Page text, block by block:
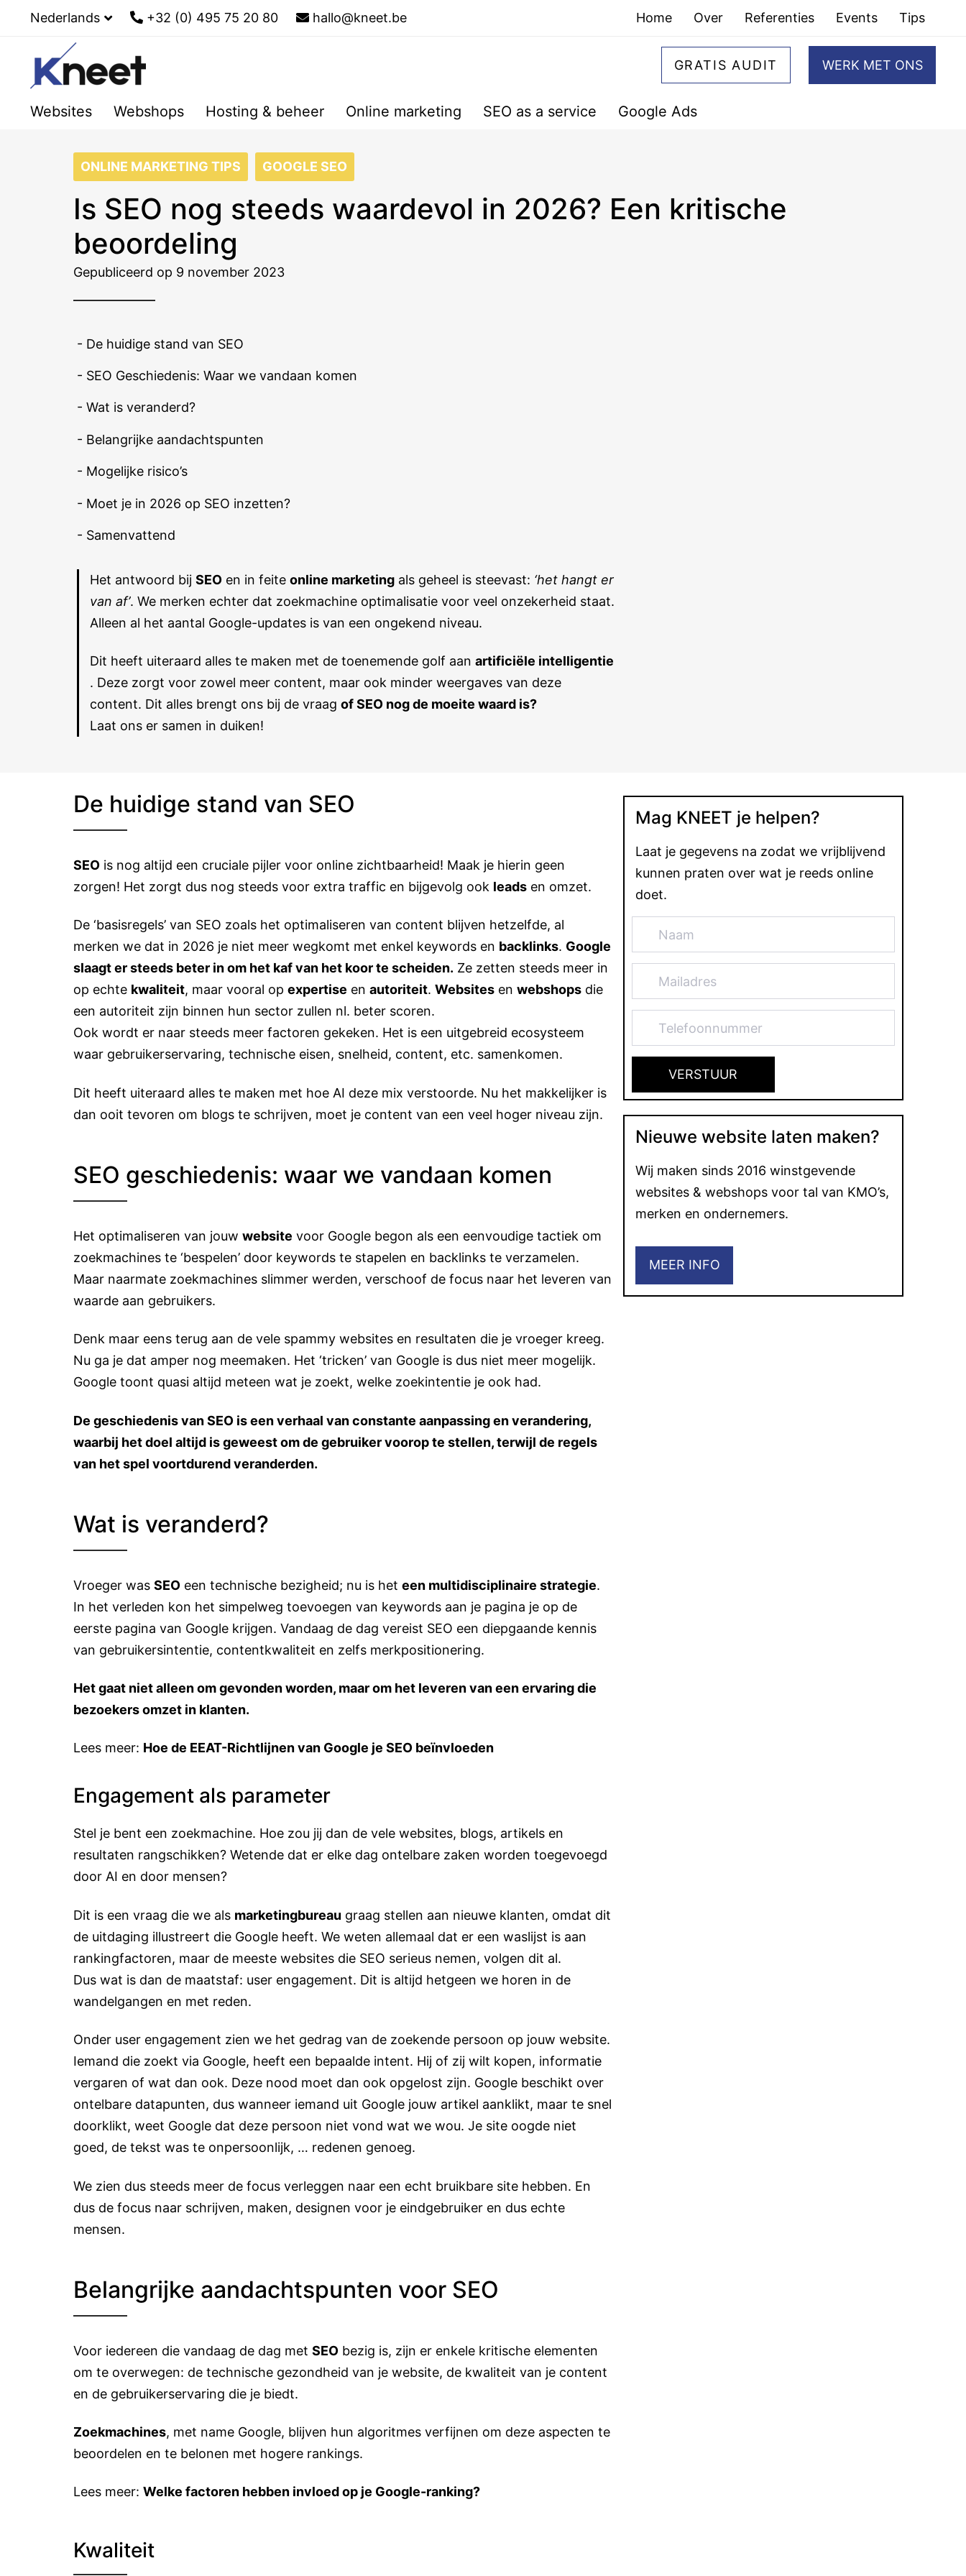
Nederlands +32 (0) 495 75 20 80 hallo@kneet.be Home Over Referenties Events Tips
GRATIS AUDIT WERK MET ONS
Websites Webshops Hosting & beheer Online marketing SEO as a service Google Ads
ONLINE MARKETING TIPS GOOGLE SEO
Is SEO nog steeds waardevol in 2026? Een kritische
beoordeling
Gepubliceerd op 9 november 2023
- De huidige stand van SEO
- SEO Geschiedenis: Waar we vandaan komen
- Wat is veranderd?
- Belangrijke aandachtspunten
- Mogelijke risico’s
- Moet je in 2026 op SEO inzetten?
- Samenvattend
Het antwoord bij SEO en in feite online marketing als geheel is steevast: ‘het hangt er
van af’. We merken echter dat zoekmachine optimalisatie voor veel onzekerheid staat.
Alleen al het aantal Google-updates is van een ongekend niveau.
Dit heeft uiteraard alles te maken met de toenemende golf aan artificiële intelligentie
. Deze zorgt voor zowel meer content, maar ook minder weergaves van deze
content. Dit alles brengt ons bij de vraag of SEO nog de moeite waard is?
Laat ons er samen in duiken!
De huidige stand van SEO
SEO is nog altijd een cruciale pijler voor online zichtbaarheid! Maak je hierin geen
zorgen! Het zorgt dus nog steeds voor extra traffic en bijgevolg ook leads en omzet.
De ‘basisregels’ van SEO zoals het optimaliseren van content blijven hetzelfde, al
merken we dat in 2026 je niet meer wegkomt met enkel keywords en backlinks. Google
slaagt er steeds beter in om het kaf van het koor te scheiden. Ze zetten steeds meer in
op echte kwaliteit, maar vooral op expertise en autoriteit. Websites en webshops die
een autoriteit zijn binnen hun sector zullen nl. beter scoren.
Ook wordt er naar steeds meer factoren gekeken. Het is een uitgebreid ecosysteem
waar gebruikerservaring, technische eisen, snelheid, content, etc. samenkomen.
Dit heeft uiteraard alles te maken met hoe AI deze mix verstoorde. Nu het makkelijker is
dan ooit tevoren om blogs te schrijven, moet je content van een veel hoger niveau zijn.
SEO geschiedenis: waar we vandaan komen
Het optimaliseren van jouw website voor Google begon als een eenvoudige tactiek om
zoekmachines te ‘bespelen’ door keywords te stapelen en backlinks te verzamelen.
Maar naarmate zoekmachines slimmer werden, verschoof de focus naar het leveren van
waarde aan gebruikers.
Denk maar eens terug aan de vele spammy websites en resultaten die je vroeger kreeg.
Nu ga je dat amper nog meemaken. Het ‘tricken’ van Google is dus niet meer mogelijk.
Google toont quasi altijd meteen wat je zoekt, welke zoekintentie je ook had.
De geschiedenis van SEO is een verhaal van constante aanpassing en verandering,
waarbij het doel altijd is geweest om de gebruiker voorop te stellen, terwijl de regels
van het spel voortdurend veranderden.
Wat is veranderd?
Vroeger was SEO een technische bezigheid; nu is het een multidisciplinaire strategie.
In het verleden kon het simpelweg toevoegen van keywords aan je pagina je op de
eerste pagina van Google krijgen. Vandaag de dag vereist SEO een diepgaande kennis
van gebruikersintentie, contentkwaliteit en zelfs merkpositionering.
Het gaat niet alleen om gevonden worden, maar om het leveren van een ervaring die
bezoekers omzet in klanten.
Lees meer: Hoe de EEAT-Richtlijnen van Google je SEO beïnvloeden
Engagement als parameter
Stel je bent een zoekmachine. Hoe zou jij dan de vele websites, blogs, artikels en
resultaten rangschikken? Wetende dat er elke dag ontelbare zaken worden toegevoegd
door AI en door mensen?
Dit is een vraag die we als marketingbureau graag stellen aan nieuwe klanten, omdat dit
de uitdaging illustreert die Google heeft. We weten allemaal dat er een waslijst is aan
rankingfactoren, maar de meeste websites die SEO serieus nemen, volgen dit al.
Dus wat is dan de maatstaf: user engagement. Dit is altijd hetgeen we horen in de
wandelgangen en met reden.
Onder user engagement zien we het gedrag van de zoekende persoon op jouw website.
Iemand die zoekt via Google, heeft een bepaalde intent. Hij of zij wilt kopen, informatie
vergaren of wat dan ook. Deze nood moet dan ook opgelost zijn. Google beschikt over
ontelbare datapunten, dus wanneer iemand uit Google jouw artikel aanklikt, maar te snel
doorklikt, weet Google dat deze persoon niet vond wat we wou. Je site oogde niet
goed, de tekst was te onpersoonlijk, … redenen genoeg.
We zien dus steeds meer de focus verleggen naar een echt bruikbare site hebben. En
dus de focus naar schrijven, maken, designen voor je eindgebruiker en dus echte
mensen.
Belangrijke aandachtspunten voor SEO
Voor iedereen die vandaag de dag met SEO bezig is, zijn er enkele kritische elementen
om te overwegen: de technische gezondheid van je website, de kwaliteit van je content
en de gebruikerservaring die je biedt.
Zoekmachines, met name Google, blijven hun algoritmes verfijnen om deze aspecten te
beoordelen en te belonen met hogere rankings.
Lees meer: Welke factoren hebben invloed op je Google-ranking?
Kwaliteit
Mag KNEET je helpen?
Laat je gegevens na zodat we vrijblijvend
kunnen praten over wat je reeds online
doet.
Nieuwe website laten maken?
Wij maken sinds 2016 winstgevende
websites & webshops voor tal van KMO’s,
merken en ondernemers.
MEER INFO